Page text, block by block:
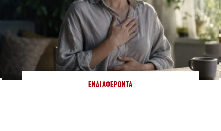
ΕΝΔΙΑΦΈΡΟΝΤΑ